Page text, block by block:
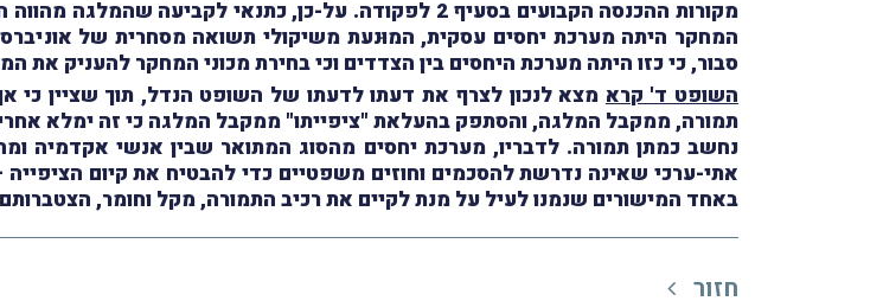
מקורות ההכנסה הקבועים בסעיף 2 לפקודה. על-כן,
כתנאי לקביעה שהמלגה מהווה
המחקר היתה מערכת יחסים עסקית, המוּנעת משיקולי תשואה מסחרית של
סבור, כי כזו היתה מערכת היחסים בין הצדדים וכי בחירת מכוני המחקר להעניק את
השופט ד' קרא מצא לנכון לצרף את דעתו לדעתו של השופט הנדל, תוך שציין כי
תמורה, ממקבל המלגה, והסתפק בהעלאת "ציפייתו" ממקבל המלגה כי זה ימלא
נחשב כמתן תמורה. לדבריו, מערכת יחסים מהסוג המתואר שבין אנשי אקדמיה
אתי-ערכי שאינה נדרשת להסכמים וחוזים משפטיים כדי להבטיח את קיום
באחד המישורים שנמנו לעיל על מנת לקיים את רכיב התמורה, מקל וחומר,
חזור